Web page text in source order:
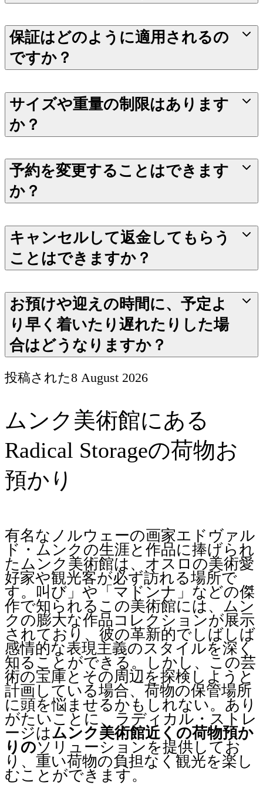
保証はどのように適用されるの
ですか？
サイズや重量の制限はあります
か？
予約を変更することはできます
か？
キャンセルして返金してもらう
ことはできますか？
お預けや迎えの時間に、予定よ
り早く着いたり遅れたりした場
合はどうなりますか？
投稿された8 August 2026
ムンク美術館にある
Radical Storageの荷物お
預かり
有名なノルウェーの画家エドヴァル
ド・ムンクの生涯と作品に捧げられ
たムンク美術館は、オスロの美術愛
好家や観光客が必ず訪れる場所で
す。叫び」や「マドンナ」などの傑
作で知られるこの美術館には、ムン
クの膨大な作品コレクションが展示
されており、彼の革新的でしばしば
感情的な表現主義のスタイルを深く
知ることができる。しかし、この芸
術の宝庫とその周辺を探検しようと
計画している場合、荷物の保管場所
に頭を悩ませるかもしれない。あり
がたいことに、ラディカル・ストレ
ージはムンク美術館近くの荷物預か
りのソリューションを提供してお
り、重い荷物の負担なく観光を楽し
むことができます。